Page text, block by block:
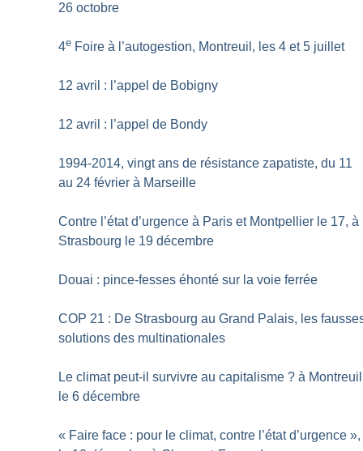
26 octobre
4e Foire à l’autogestion, Montreuil, les 4 et 5 juillet
12 avril : l’appel de Bobigny
12 avril : l’appel de Bondy
1994-2014, vingt ans de résistance zapatiste, du 11
au 24 février à Marseille
Contre l’état d’urgence à Paris et Montpellier le 17, à
Strasbourg le 19 décembre
Douai : pince-fesses éhonté sur la voie ferrée
COP 21 : De Strasbourg au Grand Palais, les
solutions des multinationales
Le climat peut-il survivre au capitalisme ? à
le 6 décembre
« Faire face : pour le climat, contre l’état d’urgence »,